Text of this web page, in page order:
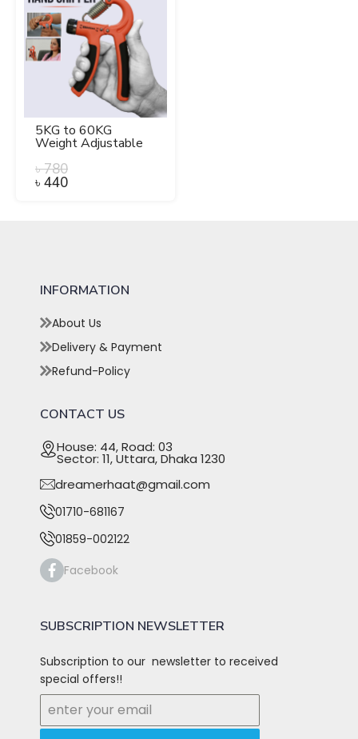
5KG to 60KG
Weight Adjustable
Gripper for Men &
Women.
৳780
৳ 440
INFORMATION
About Us
Delivery & Payment
Refund-Policy
CONTACT US
House: 44, Road: 03
Sector: 11, Uttara, Dhaka 1230
dreamerhaat@gmail.com
01710-681167
01859-002122
Facebook
SUBSCRIPTION NEWSLETTER
Subscription to our newsletter to received
special offers!!